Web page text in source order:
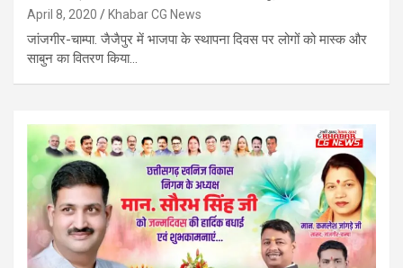
April 8, 2020 Khabar CG News
जांजगीर-चाम्पा. जैजैपुर में भाजपा के स्थापना दिवस पर लोगों को मास्क और
साबुन का वितरण किया…